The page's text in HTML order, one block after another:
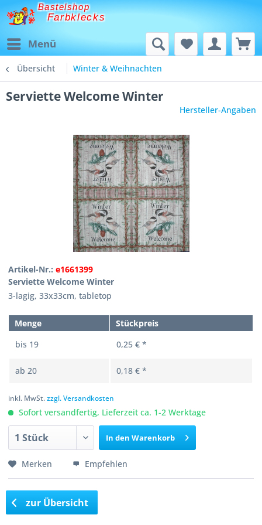
Bastelshop
Farbklecks
Menü
Übersicht Winter & Weihnachten
Serviette Welcome Winter
Hersteller-Angaben
Artikel-Nr.:e1661399
Serviette Welcome Winter
3-lagig, 33x33cm, tabletop
Menge
Stückpreis
bis 19 0,25 € *
ab20 0,18 € *
inkl. MwSt.zzgl. Versandkosten
Sofort versandfertig, Lieferzeit ca. 1-2 Werktage
In den Warenkorb
Merken Empfehlen
zur Übersicht